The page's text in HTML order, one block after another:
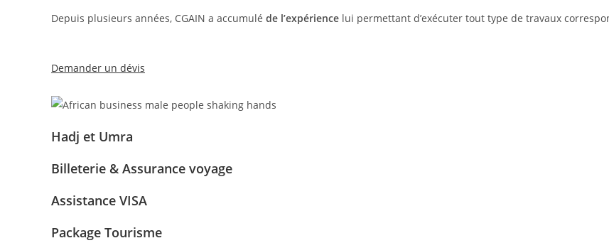
Depuis plusieurs années, CGAIN a accumulé de l’expérience lui permettant d’exécuter tout type de travaux
Demander un dévis
Hadj et Umra
Billeterie & Assurance voyage
Assistance VISA
Package Tourisme